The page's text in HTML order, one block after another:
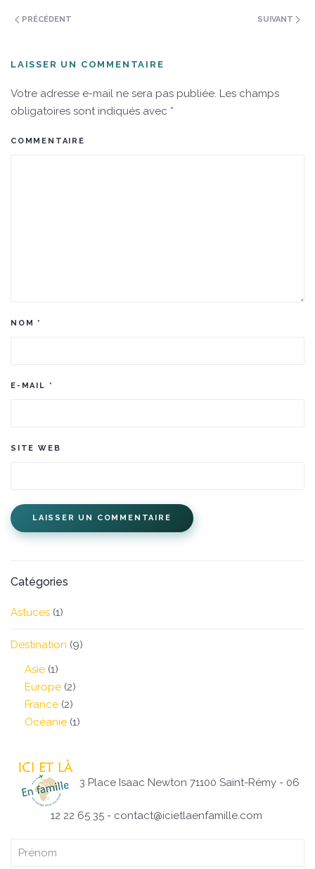
PRÉCÉDENT SUIVANT
LAISSER UN COMMENTAIRE
Votre adresse e-mail ne sera pas publiée. Les champs
obligatoires sont indiqués avec *
COMMENTAIRE
NOM*
E-MAIL *
SITE WEB
LAISSER UN COMMENTAIRE
Catégories
Astuces (1)
Destination (9)
Asie (1)
Europe (2)
France (2)
Océanie (1)
3 Place Isaac Newton 71100 Saint-Rémy - 06
12 22 65 35 - contact@icietlaenfamille.com